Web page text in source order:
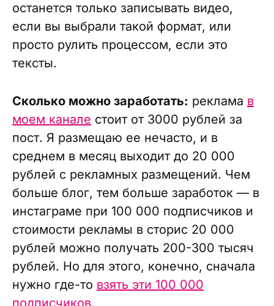
останется только записывать видео,
если вы выбрали такой формат, или
просто рулить процессом, если это
тексты.
Сколько можно заработать: реклама в
моем канале стоит от 3000 рублей за
пост. Я размещаю ее нечасто, и в
среднем в месяц выходит до 20 000
рублей с рекламных размещений. Чем
больше блог, тем больше заработок — в
инстаграме при 100 000 подписчиков и
стоимости рекламы в сторис 20 000
рублей можно получать 200-300 тысяч
рублей. Но для этого, конечно, сначала
нужно где-то взять эти 100 000
подписчиков.